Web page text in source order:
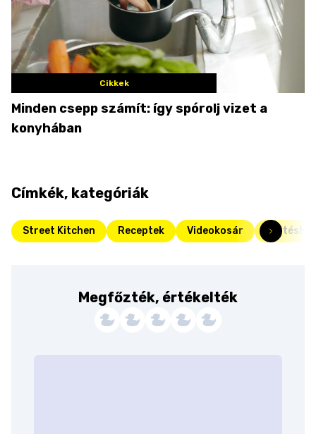
Cikkek
Minden csepp számít: így spórolj vizet a
konyhában
Címkék, kategóriák
Street Kitchen Receptek Videokosár
Megfőzték, értékelték